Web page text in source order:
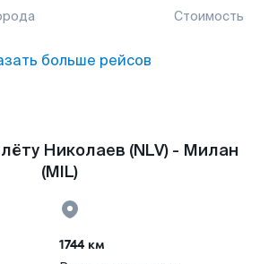
Стоимость
больше рейсов
Николаев (NLV) - Милан
(MIL)
1744 км